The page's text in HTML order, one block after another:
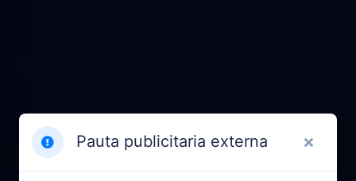
Pauta publicitaria externa